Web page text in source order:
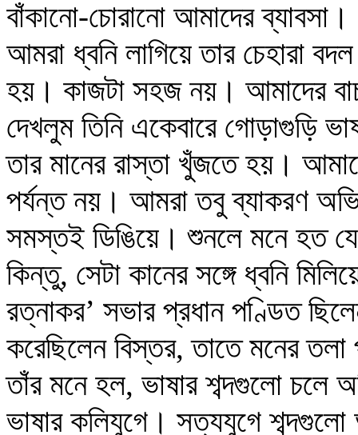
বাঁকানো-চোরানো আমাদের
আমরা ধ্বনি লাগিয়ে তার চেহারা
হয়। কাজটা সহজ নয়। আমাদের
দেখলুম তিনি একেবারে গোড়াগুড়ি
তার মানের রাস্তা খুঁজতে হয়।
পর্যন্ত নয়। আমরা তবু ব্যাকরণ
সমস্তই ডিঙিয়ে। শুনলে মনে হত
কিন্তু, সেটা কানের সঙ্গে ধ্বনি
রত্নাকর’ সভার প্রধান পণ্ডিত
করেছিলেন বিস্তর, তাতে মনের
তাঁর মনে হল, ভাষার শব্দগুলো চলে
ভাষার কলিযুগে। সত্যযুগে